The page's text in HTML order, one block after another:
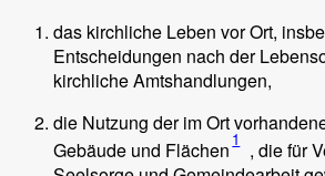
das kirchliche Leben vor Ort,
Entscheidungen nach der
kirchliche Amtshandlungen,
die Nutzung der im Ort
Gebäude und Flächen 1
, die für